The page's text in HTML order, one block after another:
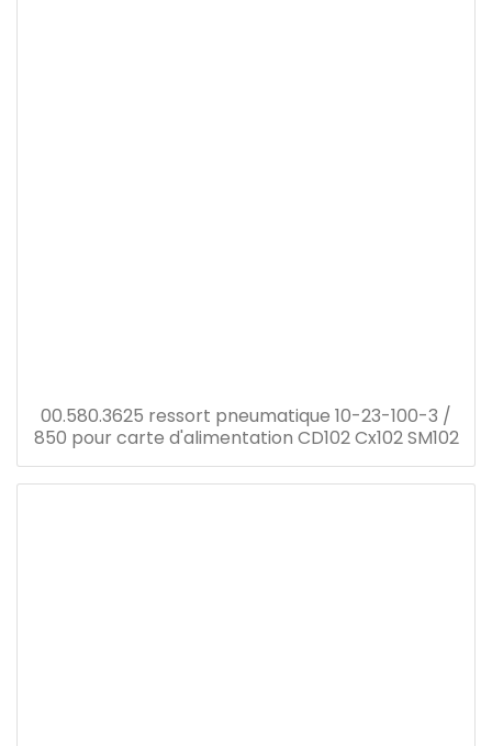
00.580.3625 ressort pneumatique 10-23-100-3 /
850 pour carte d'alimentation CD102 Cx102 SM102